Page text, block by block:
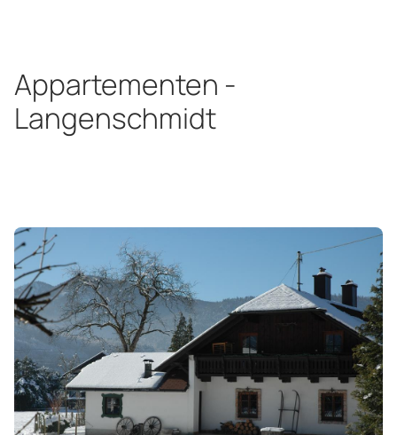
Appartementen -
Langenschmidt